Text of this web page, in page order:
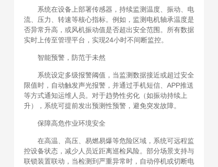
系统在设备上部署传感器，持续监测温度、振动、电
流、压力、转速等核心指标。例如，监测电机轴承温度是
否异常升高，或风机振动值是否超出安全范围。所有数据
实时上传至管理平台，实现24小时不间断监控。
智能预警，防范于未然
系统设定多级报警阈值，当监测数据接近或超过安全
限值时，自动触发声光报警，并通过手机短信、APP推送
等方式通知运维人员。对于趋势性劣化（如振动持续上
升），系统可提前发出预测性预警，避免突发故障。
保障高危作业环境安全
在高温、高压、易燃易爆等危险区域，系统可远程监
控设备状态，减少人员近距离巡检风险。部分场景支持与
联锁装置联动，当检测到严重异常时，自动停机或切断电